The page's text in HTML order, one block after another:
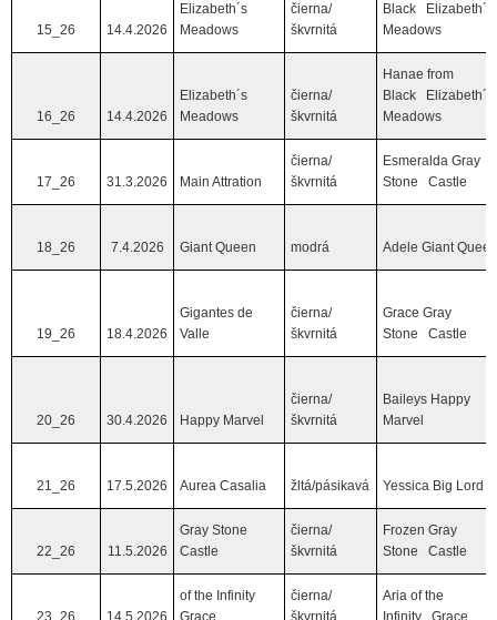
15_26 14.4.2026
Elizabeth´s
Meadows
čierna/
škvrnitá
Black Elizabeth´s
Meadows
16_26 14.4.2026
Elizabeth´s
Meadows
čierna/
škvrnitá
Hanae from
Black Elizabeth´s
Meadows
17_26 31.3.2026 Main Attration
čierna/
škvrnitá
Esmeralda Gray
Stone Castle
18_26 7.4.2026 Giant Queen modrá Adele Giant Queen
19_26 18.4.2026
Gigantes de
Valle
čierna/
škvrnitá
Grace Gray
Stone Castle
20_26 30.4.2026 Happy Marvel
čierna/
škvrnitá
Baileys Happy
Marvel
21_26 17.5.2026 Aurea Casalia žltá/pásikavá Yessica Big Lord
22_26 11.5.2026
Gray Stone
Castle
čierna/
škvrnitá
Frozen Gray
Stone Castle
23_26 14.5.2026
of the Infinity
Grace
čierna/
škvrnitá
Aria of the
Infinity Grace